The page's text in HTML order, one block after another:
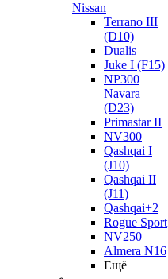
Nissan
Terrano III
(D10)
Dualis
Juke I (F15)
NP300
Navara
(D23)
Primastar II
NV300
Qashqai I
(J10)
Qashqai II
(J11)
Qashqai+2
Rogue Sport
NV250
Almera N16
Ещё